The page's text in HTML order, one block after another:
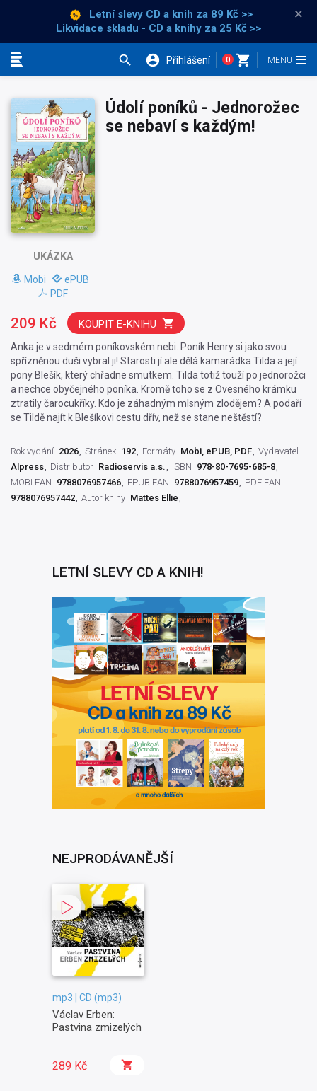
Letní slevy CD a knih za 89 Kč >>
Likvidace skladu - CD a knihy za 25 Kč >>
×
Přihlášení 0
UKÁZKA
Mobi
ePUB
PDF
Údolí poníků - Jednorožec
se nebaví s každým!
Anka je v sedmém poníkovském nebi. Poník Henry si jako svou
spřízněnou duši vybral ji! Starosti jí ale dělá kamarádka Tilda a její
pony Blešík, který chřadne smutkem. Tilda totiž touží po jednorožci
a nechce obyčejného poníka. Kromě toho se z Ovesného krámku
ztratily čarocukříky. Kdo je záhadným mlsným zlodějem? A podaří
se Tildě najít k Blešíkovi cestu dřív, než se stane neštěstí?
209 Kč KOUPIT E-KNIHU
Rok vydání 2026 Stránek 192 Formáty Mobi, ePUB, PDF Vydavatel
Alpress
Distributor Radioservis a.s. ISBN 978-80-7695-685-8
MOBI EAN 9788076957466 EPUB EAN 9788076957459
PDF EAN
9788076957442 Autor knihy Mattes Ellie
LETNÍ SLEVY CD A KNIH!
NEJPRODÁVANĚJŠÍ
mp3 | CD (mp3)
Václav Erben:
Pastvina zmizelých
289 Kč